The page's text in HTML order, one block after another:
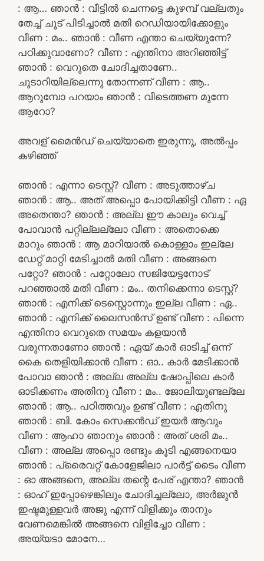
: ആ… ഞാൻ : വീട്ടിൽ ചെന്നട്ടെ കുഴമ്പ് വല്ലതും
തേച്ച് ചൂട് പിടിച്ചാൽ മതി റെഡിയായിക്കോളും
വീണ : മം.. ഞാൻ : വീണ എന്താ ചെയ്യുന്നേ?
പഠിക്കുവാണോ? വീണ : എന്തിനാ അറിഞ്ഞിട്ട്
ഞാൻ : വെറുതെ ചോദിച്ചതാണേ..
ചൂടാറിയില്ലെന്നു തോന്നണ് വീണ : ആ..
ആറുമ്പോ പറയാം ഞാൻ : വീടെത്തണ മുന്നേ
ആറോ?
അവള് മൈൻഡ് ചെയ്യാതെ ഇരുന്നു, അൽപ്പം
കഴിഞ്ഞ്
ഞാൻ : എന്നാ ടെസ്റ്റ്‌? വീണ : അടുത്താഴ്ച
ഞാൻ : ആ.. അത് അപ്പൊ പോയിക്കിട്ടി വീണ : ഏ
അതെന്താ? ഞാൻ : അല്ല ഈ കാലും വെച്ച്
പോവാൻ പറ്റില്ലല്ലോ വീണ : അതൊക്കെ
മാറും ഞാൻ : ആ മാറിയാൽ കൊള്ളാം ഇല്ലേ
ഡേറ്റ് മാറ്റി മേടിച്ചാൽ മതി വീണ : അങ്ങനെ
പറ്റോ? ഞാൻ : പറ്റോലോ സജിയേട്ടനോട്
പറഞ്ഞാൽ മതി വീണ : മം.. തനിക്കെന്നാ ടെസ്റ്റ്‌?
ഞാൻ : എനിക്ക് ടെസ്റ്റൊന്നും ഇല്ല വീണ : ഏ..
ഞാൻ : എനിക്ക് ലൈസൻസ് ഉണ്ട് വീണ : പിന്നെ
എന്തിനാ വെറുതെ സമയം കളയാൻ
വരുന്നതാണോ ഞാൻ : ഏയ്‌ കാർ ഓടിച്ച് ഒന്ന്
കൈ തെളിയിക്കാൻ വീണ : ഓ.. കാർ മേടിക്കാൻ
പോവാ ഞാൻ : അല്ല അല്ല ഷോപ്പിലെ കാർ
ഓടിക്കണം അതിനു വീണ : മം.. ജോലിയുണ്ടല്ലേ
ഞാൻ : ആ.. പഠിത്തവും ഉണ്ട് വീണ : ഏതിനു
ഞാൻ : ബി. കോം സെക്കൻഡ് ഇയർ ആവും
വീണ : ആഹാ ഞാനും ഞാൻ : അത് ശരി മം..
വീണ : അല്ല അപ്പൊ രണ്ടും കൂടി എങ്ങനെയാ
ഞാൻ : പ്രൈവറ്റ് കോളേജിലാ പാർട്ട്‌ ടൈം വീണ
: ഓ അങ്ങനെ, അല്ല തന്റെ പേര് എന്താ? ഞാൻ
: ഓഹ് ഇപ്പോഴെങ്കിലും ചോദിച്ചല്ലോ, അർജുൻ
ഇഷ്ടമുള്ളവർ അജു എന്ന് വിളിക്കും താനും
വേണമെങ്കിൽ അങ്ങനെ വിളിച്ചോ വീണ :
അയ്യടാ മോനേ…